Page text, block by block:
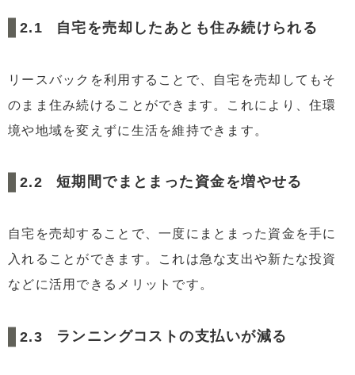
自宅を売却したあとも住み続けられる
リースバックを利用することで、自宅を売却してもそ
のまま住み続けることができます。これにより、住環
境や地域を変えずに生活を維持できます。
短期間でまとまった資金を増やせる
自宅を売却することで、一度にまとまった資金を手に
入れることができます。これは急な支出や新たな投資
などに活用できるメリットです。
ランニングコストの支払いが減る